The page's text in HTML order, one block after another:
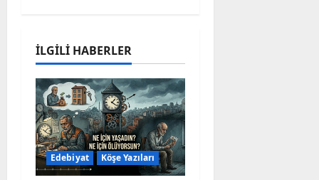
a
t
i
o
n
İLGILI HABERLER
Edebiyat Köşe Yazıları